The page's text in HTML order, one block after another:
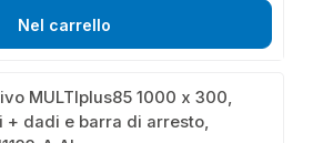
Nel carrello